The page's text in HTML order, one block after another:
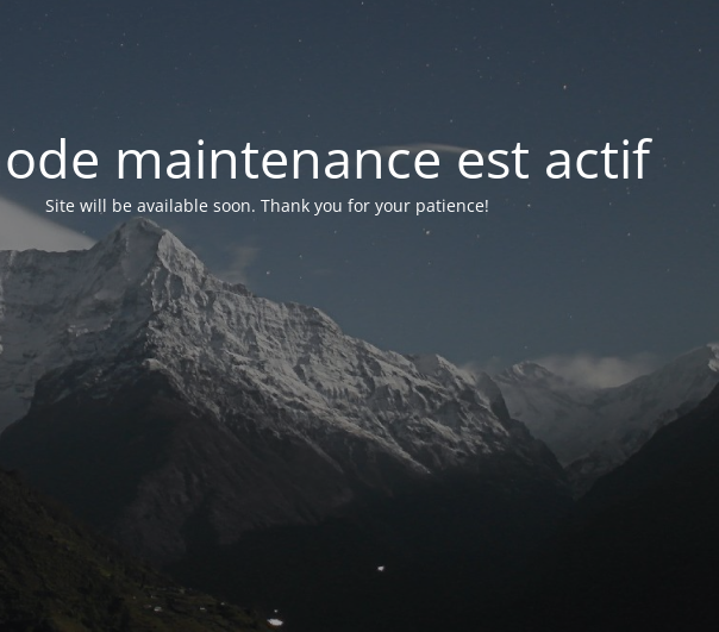
maintenance est actif
Site will be available soon. Thank you for your patience!